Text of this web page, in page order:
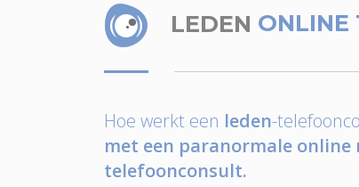
LEDEN ONLINE
Hoe werkt een leden-
met een paranormale
telefoonconsult.